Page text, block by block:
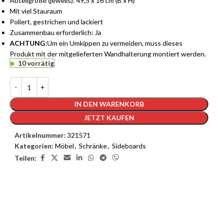
Mit viel Stauraum
Poliert, gestrichen und lackiert
Zusammenbau erforderlich: Ja
ACHTUNG:Um ein Umkippen zu vermeiden, muss dieses
Produkt mit der mitgelieferten Wandhalterung montiert werden.
10 vorrätig
IN DEN WARENKORB
JETZT KAUFEN
Artikelnummer: 321571
Kategorien: Möbel, Schränke, Sideboards
Teilen: